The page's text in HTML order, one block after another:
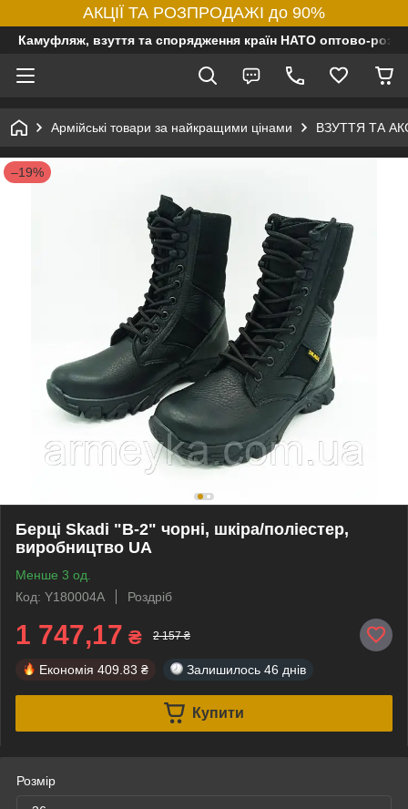
АКЦІЇ ТА РОЗПРОДАЖІ до 90%
Камуфляж, взуття та спорядження країн НАТО оптово-
Армійські товари за найкращими цінами ВЗУТТЯ ТА
–19%
Берці Skadi "B-2" чорні, шкіра/поліестер,
виробництво UA
Менше 3 од.
Код: Y180004A
Роздріб
1 747,17 ₴ 2 157 ₴
Економія 409.83 ₴ Залишилось 46 днів
Купити
Розмір